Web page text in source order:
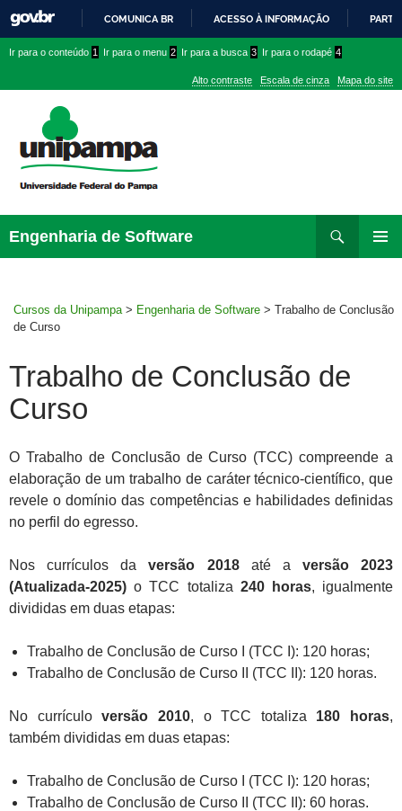
PARA
CONTEÚDO
COMUNICA BR ACESSO À INFORMAÇÃO
conteúdo
menu
superior
menu
Ir para o conteúdo 1 Ir para o menu 2 Ir para a busca 3 Ir para o rodapé 4
Alto contraste Escala de cinza Mapa do site
Engenharia de Software
Cursos da Unipampa > Engenharia de Software > Trabalho de Conclusão
de Curso
Trabalho de Conclusão de
Curso
O Trabalho de Conclusão de Curso (TCC) compreende a
elaboração de um trabalho de caráter técnico-científico, que
revele o domínio das competências e habilidades definidas
no perfil do egresso.
Nos currículos daversão 2018até a versão 2023
(Atualizada-2025) o TCC totaliza 240 horas, igualmente
divididas em duas etapas:
Trabalho de Conclusão de Curso I (TCC I): 120 horas;
Trabalho de Conclusão de Curso II (TCC II): 120 horas.
No currículoversão 2010, o TCC totaliza 180 horas,
também divididas em duas etapas:
Trabalho de Conclusão de Curso I (TCC I): 120 horas;
Trabalho de Conclusão de Curso II (TCC II): 60 horas.